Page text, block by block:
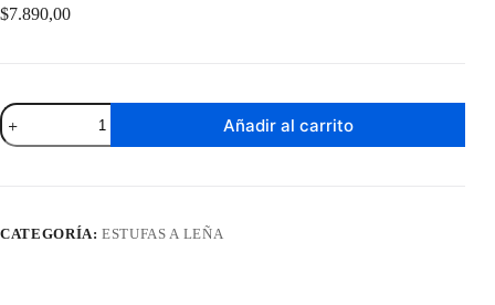
$7.890,00
Estufa
A
Leña
80x50
Añadir al carrito
CATEGORÍA:ESTUFAS A LEÑA